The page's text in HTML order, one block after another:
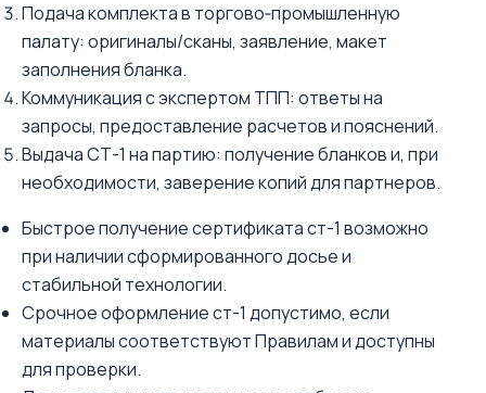
Подача комплекта в торгово‑промышленную
палату: оригиналы/сканы, заявление, макет
заполнения бланка.
Коммуникация с экспертом ТПП: ответы на
запросы, предоставление расчетов и пояснений.
Выдача СТ-1 на партию: получение бланков и, при
необходимости, заверение копий для партнеров.
Быстрое получение сертификата ст-1 возможно
при наличии сформированного досье и
стабильной технологии.
Срочное оформление ст-1 допустимо, если
материалы соответствуют Правилам и доступны
для проверки.